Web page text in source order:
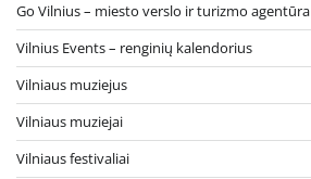
Go Vilnius – miesto verslo ir turizmo agentūra
Vilnius Events – renginių kalendorius
Vilniaus muziejus
Vilniaus muziejai
Vilniaus festivaliai